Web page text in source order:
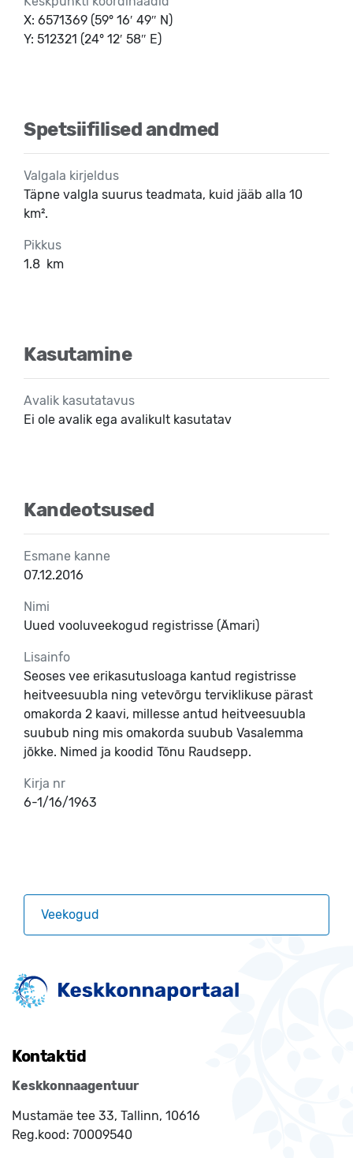
X: 6571369 (59° 16′ 49″ N)
Y: 512321 (24° 12′ 58″ E)
Spetsiifilised andmed
Valgala kirjeldus
Täpne valgla suurus teadmata, kuid jääb alla 10
km².
Pikkus
1.8 km
Kasutamine
Avalik kasutatavus
Ei ole avalik ega avalikult kasutatav
Kandeotsused
Esmane kanne
07.12.2016
Nimi
Uued vooluveekogud registrisse (Ämari)
Lisainfo
Seoses vee erikasutusloaga kantud registrisse
heitveesuubla ning vetevõrgu terviklikuse pärast
omakorda 2 kaavi, millesse antud heitveesuubla
suubub ning mis omakorda suubub Vasalemma
jõkke. Nimed ja koodid Tõnu Raudsepp.
Kirja nr
6-1/16/1963
Veekogud
Kontaktid
Keskkonnaagentuur
Mustamäe tee 33, Tallinn, 10616
Reg.kood: 70009540